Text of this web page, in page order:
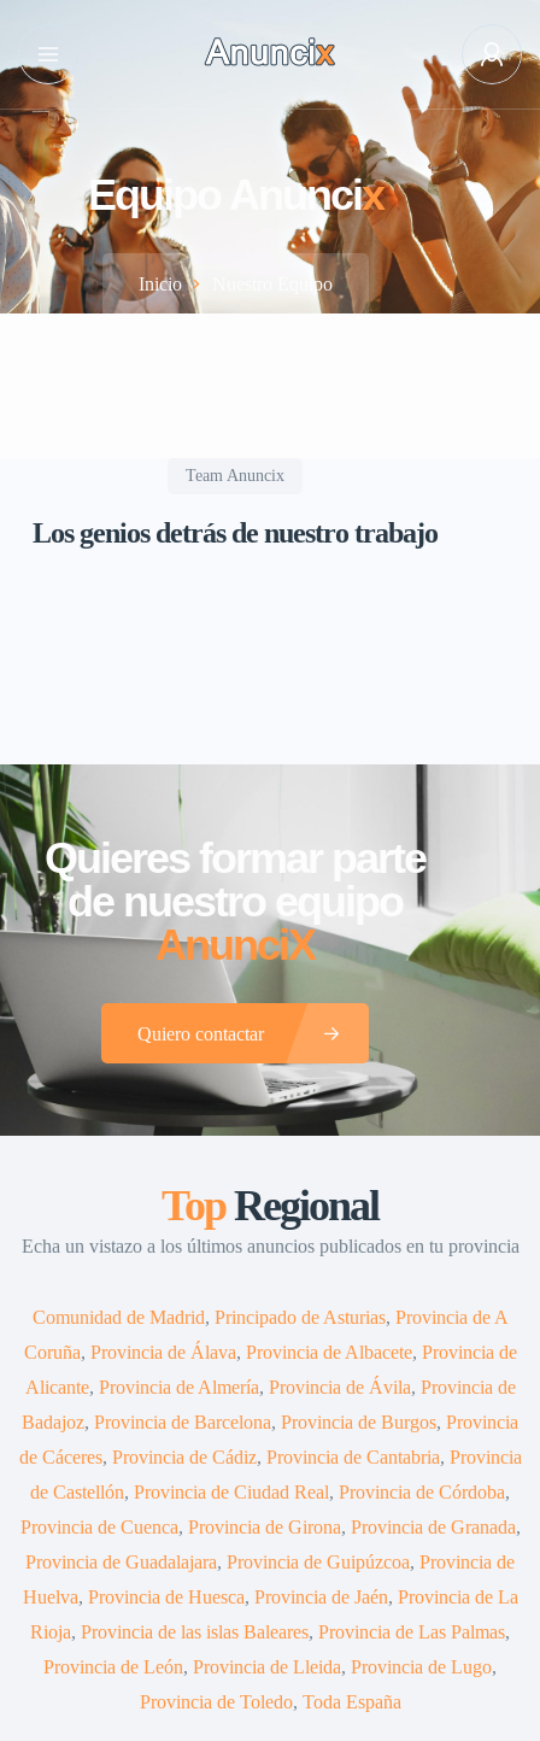
Equipo Anuncix
Inicio Nuestro Equipo
Team Anuncix
Los genios detrás de nuestro trabajo
Quieres formar parte
de nuestro equipo
AnunciX
Quiero contactar
TopRegional
Echa un vistazo a los últimos anuncios publicados en tu provincia
Comunidad de Madrid, Principado de Asturias, Provincia de A
Coruña, Provincia de Álava, Provincia de Albacete, Provincia de
Alicante, Provincia de Almería, Provincia de Ávila, Provincia de
Badajoz, Provincia de Barcelona, Provincia de Burgos, Provincia
de Cáceres, Provincia de Cádiz, Provincia de Cantabria, Provincia
de Castellón, Provincia de Ciudad Real, Provincia de Córdoba,
Provincia de Cuenca, Provincia de Girona, Provincia de Granada,
Provincia de Guadalajara, Provincia de Guipúzcoa, Provincia de
Huelva, Provincia de Huesca, Provincia de Jaén, Provincia de La
Rioja, Provincia de las islas Baleares, Provincia de Las Palmas,
Provincia de León, Provincia de Lleida, Provincia de Lugo,
Provincia de Toledo, Toda España